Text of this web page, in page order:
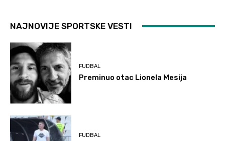
NAJNOVIJE SPORTSKE VESTI
FUDBAL
Preminuo otac Lionela Mesija
FUDBAL